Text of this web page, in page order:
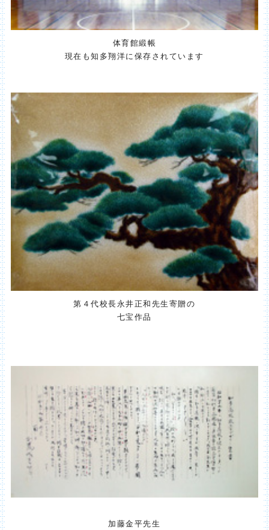
体育館緞帳
現在も知多翔洋に保存されています
第４代校長永井正和先生寄贈の
七宝作品
加藤金平先生